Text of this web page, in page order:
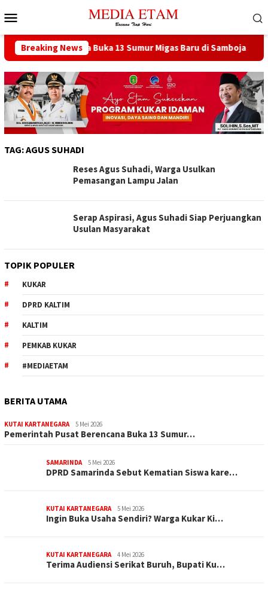
ke
Mobile
Breaking News
Pusat Berencana Buka 13 Sumur Migas Baru di Samboja
TAG:AGUS SUHADI
Reses Agus Suhadi, Warga Usulkan
Pemasangan Lampu Jalan
Serap Aspirasi, Agus Suhadi Siap Perjuangkan
Usulan Masyarakat
TOPIK POPULER
KUKAR
DPRD KALTIM
KALTIM
PEMKAB KUKAR
#MEDIAETAM
BERITA UTAMA
KUTAI KARTANEGARA 5 Mei 2026
Pemerintah Pusat Berencana Buka 13 Sumur…
SAMARINDA 5 Mei 2026
DPRD Samarinda Sebut Kematian Siswa kare…
KUTAI KARTANEGARA 5 Mei 2026
Ingin Buka Usaha Sendiri? Warga Kukar Ki…
KUTAI KARTANEGARA 4 Mei 2026
Terima Audiensi Serikat Buruh, Bupati Ku…